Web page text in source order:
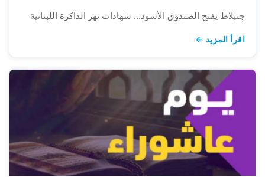
جنبلاط يفتح الصندوق الأسود... شهادات تهز الذاكرة اللبنانية
اقرأ المزيد ←